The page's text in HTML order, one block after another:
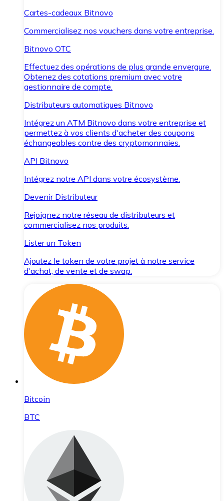
Cartes-cadeaux Bitnovo
Commercialisez nos vouchers dans votre entreprise.
Bitnovo OTC
Effectuez des opérations de plus grande envergure.
Obtenez des cotations premium avec votre
gestionnaire de compte.
Distributeurs automatiques Bitnovo
Intégrez un ATM Bitnovo dans votre entreprise et
permettez à vos clients d'acheter des coupons
échangeables contre des cryptomonnaies.
API Bitnovo
Intégrez notre API dans votre écosystème.
Devenir Distributeur
Rejoignez notre réseau de distributeurs et
commercialisez nos produits.
Lister un Token
Ajoutez le token de votre projet à notre service
d'achat, de vente et de swap.
Bitcoin
BTC